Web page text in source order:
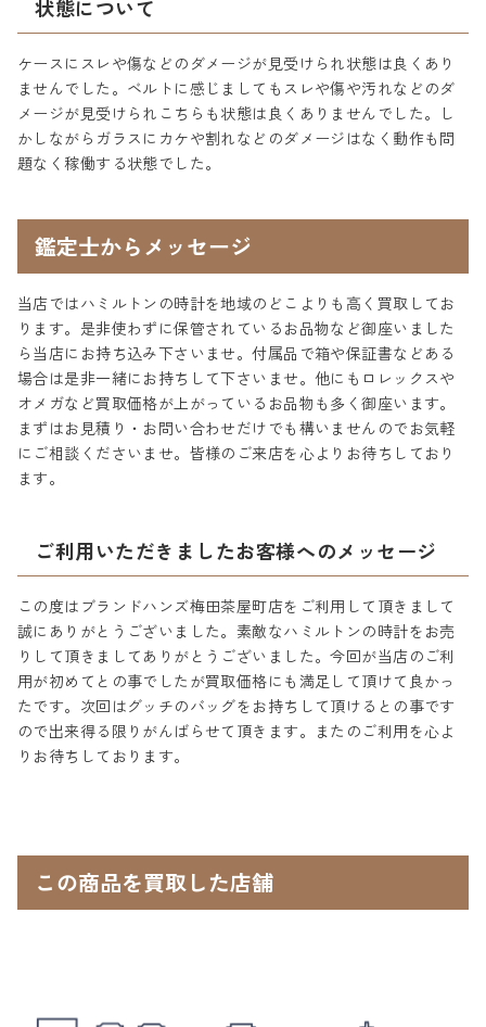
状態について
ケースにスレや傷などのダメージが見受けられ状態は良くあり
ませんでした。ベルトに感じましてもスレや傷や汚れなどのダ
メージが見受けられこちらも状態は良くありませんでした。し
かしながらガラスにカケや割れなどのダメージはなく動作も問
題なく稼働する状態でした。
鑑定士からメッセージ
当店ではハミルトンの時計を地域のどこよりも高く買取してお
ります。是非使わずに保管されているお品物など御座いました
ら当店にお持ち込み下さいませ。付属品で箱や保証書などある
場合は是非一緒にお持ちして下さいませ。他にもロレックスや
オメガなど買取価格が上がっているお品物も多く御座います。
まずはお見積り・お問い合わせだけでも構いませんのでお気軽
にご相談くださいませ。皆様のご来店を心よりお待ちしており
ます。
ご利用いただきましたお客様へのメッセージ
この度はブランドハンズ梅田茶屋町店をご利用して頂きまして
誠にありがとうございました。素敵なハミルトンの時計をお売
りして頂きましてありがとうございました。今回が当店のご利
用が初めてとの事でしたが買取価格にも満足して頂けて良かっ
たです。次回はグッチのバッグをお持ちして頂けるとの事です
ので出来得る限りがんばらせて頂きます。またのご利用を心よ
りお待ちしております。
この商品を買取した店舗